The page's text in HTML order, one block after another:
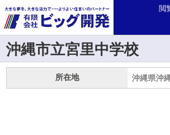
閲
沖縄市立宮里中学校
所在地 沖縄県沖